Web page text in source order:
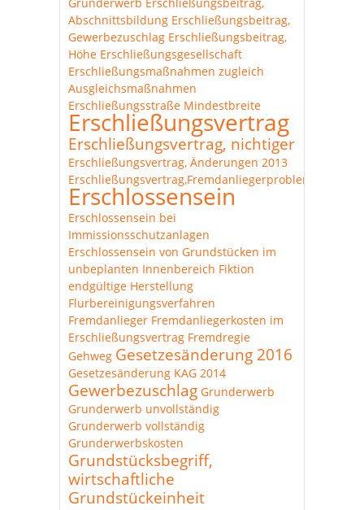
Abschnittsbildung Erschließungsbeitrag,
Gewerbezuschlag Erschließungsbeitrag,
Höhe Erschließungsgesellschaft
Erschließungsmaßnahmen zugleich
Ausgleichsmaßnahmen
Erschließungsstraße Mindestbreite
Erschließungsvertrag
Erschließungsvertrag, nichtiger
Erschließungsvertrag, Änderungen 2013
Erschließungsvertrag,Fremdanliegerproblematik
Erschlossensein
Erschlossensein bei
Immissionsschutzanlagen
Erschlossensein von Grundstücken im
unbeplanten Innenbereich Fiktion
endgültige Herstellung
Flurbereinigungsverfahren
Fremdanlieger Fremdanliegerkosten im
Erschließungsvertrag Fremdregie
Gehweg Gesetzesänderung 2016
Gesetzesänderung KAG 2014
Gewerbezuschlag Grunderwerb
Grunderwerb unvollständig
Grunderwerb vollständig
Grunderwerbskosten
Grundstücksbegriff,
wirtschaftliche
Grundstückeinheit